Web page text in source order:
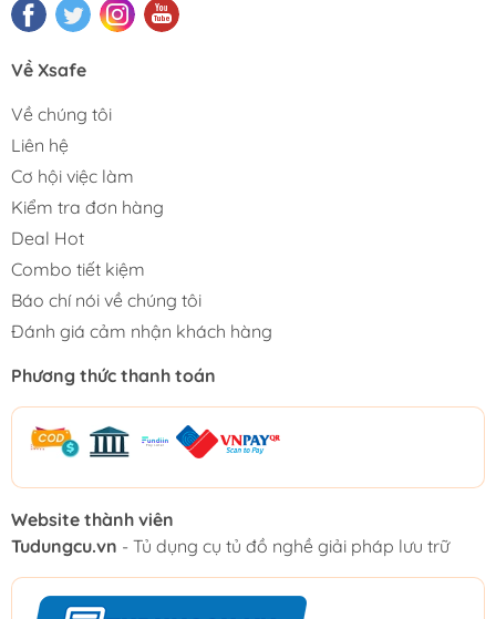
Về Xsafe
Về chúng tôi
Liên hệ
Cơ hội việc làm
Kiểm tra đơn hàng
Deal Hot
Combo tiết kiệm
Báo chí nói về chúng tôi
Đánh giá cảm nhận khách hàng
Phương thức thanh toán
Website thành viên
Tudungcu.vn - Tủ dụng cụ tủ đồ nghề giải pháp lưu trữ